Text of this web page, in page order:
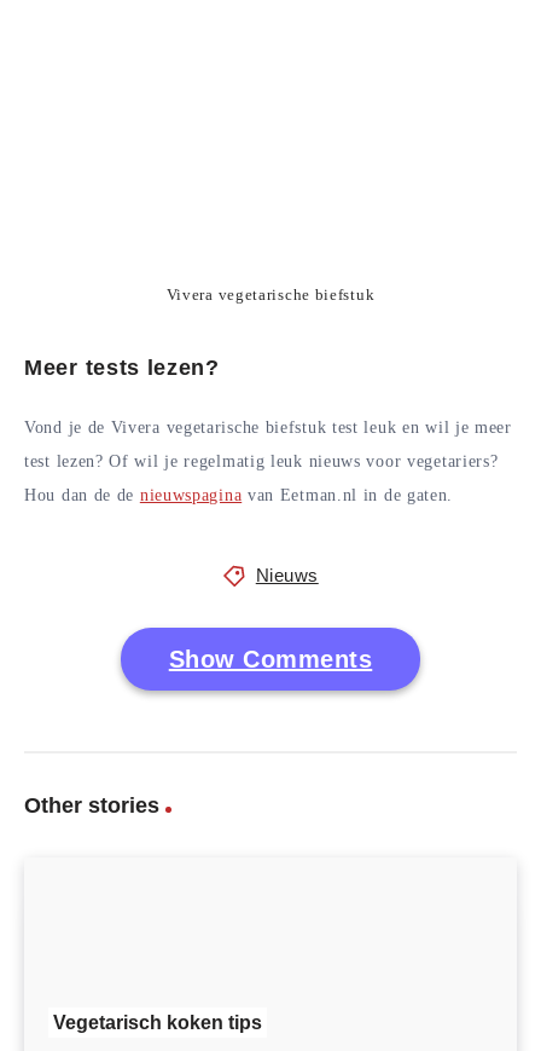
Vivera vegetarische biefstuk
Meer tests lezen?
Vond je de Vivera vegetarische biefstuk test leuk en wil je meer
test lezen? Of wil je regelmatig leuk nieuws voor vegetariers?
Hou dan de de nieuwspagina van Eetman.nl in de gaten.
Nieuws
Show Comments
Other stories
Vegetarisch koken tips